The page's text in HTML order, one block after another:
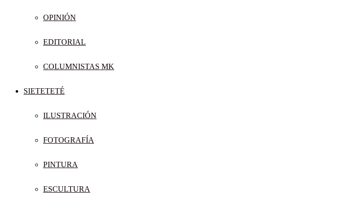
OPINIÓN
EDITORIAL
COLUMNISTAS MK
SIETETETÉ
ILUSTRACIÓN
FOTOGRAFÍA
PINTURA
ESCULTURA